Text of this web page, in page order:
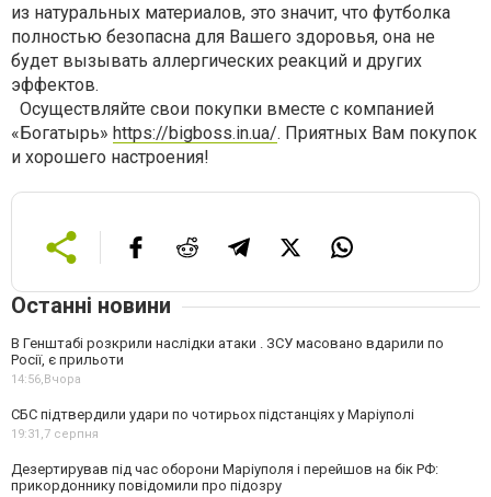
из натуральных материалов, это значит, что футболка
полностью безопасна для Вашего здоровья, она не
будет вызывать аллергических реакций и других
эффектов.
Осуществляйте свои покупки вместе с компанией
«Богатырь» https://bigboss.in.ua/. Приятных Вам покупок
и хорошего настроения!
Останні новини
В Генштабі розкрили наслідки атаки . ЗСУ масовано вдарили по
Росії, є прильоти
14:56,Вчора
СБС підтвердили удари по чотирьох підстанціях у Маріуполі
19:31,7 серпня
Дезертирував під час оборони Маріуполя і перейшов на бік РФ:
прикордоннику повідомили про підозру